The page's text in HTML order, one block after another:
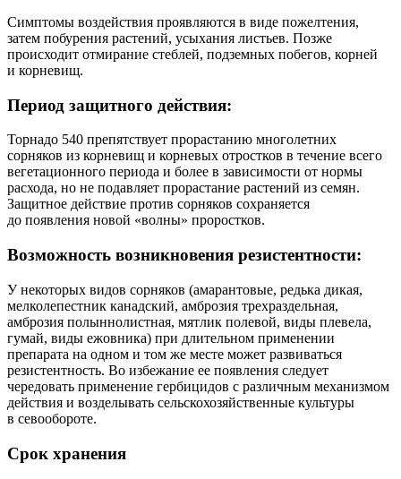
Симптомы воздействия проявляются в виде пожелтения,
затем побурения растений, усыхания листьев. Позже
происходит отмирание стеблей, подземных побегов, корней
и корневищ.
Период защитного действия:
Торнадо 540 препятствует прорастанию многолетних
сорняков из корневищ и корневых отростков в течение всего
вегетационного периода и более в зависимости от нормы
расхода, но не подавляет прорастание растений из семян.
Защитное действие против сорняков сохраняется
до появления новой «волны» проростков.
Возможность возникновения резистентности:
У некоторых видов сорняков (амарантовые, редька дикая,
мелколепестник канадский, амброзия трехраздельная,
амброзия полыннолистная, мятлик полевой, виды плевела,
гумай, виды ежовника) при длительном применении
препарата на одном и том же месте может развиваться
резистентность. Во избежание ее появления следует
чередовать применение гербицидов с различным механизмом
действия и возделывать сельскохозяйственные культуры
в севообороте.
Срок хранения